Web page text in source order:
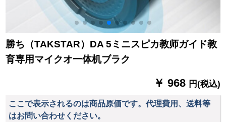
勝ち（TAKSTAR）DA 5ミニスピカ教师ガイド教
育専用マイクオ一体机ブラク
￥ 968 円(税込)
ここで表示されるのは商品原価です。代理費用、送料等
はお問い合わせください。